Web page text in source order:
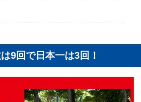
9回で日本一は3回！